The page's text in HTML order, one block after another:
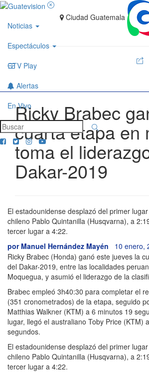
Noticias
Espectáculos
GTV Play
Alertas
En Vivo
Ciudad Guatemala
Ricky Brabec
cuarta etapa en
toma el
Dakar-2019
El estadounidense desplazó del primer
chileno Pablo Quintanilla (Husqvarna), a
tercer lugar a 4:22.
por Manuel Hernández Mayén
10 enero,
Ricky Brabec (Honda) ganó este jueves la
del Dakar-2019, entre las localidades
Moquegua, y asumió el liderazgo de la
Brabec empleó 3h40:30 para completar el
(351 cronometrados) de la etapa, seguido
Matthias Walkner (KTM) a 6 minutos 19
lugar, llegó el australiano Toby Price (KTM)
segundos.
El estadounidense desplazó del primer
chileno Pablo Quintanilla (Husqvarna), a
tercer lugar a 4:22.